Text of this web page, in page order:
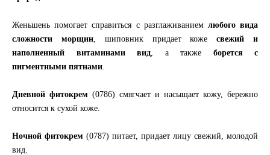
Женьшень помогает справиться с разглаживанием любого вида
сложности морщин, шиповник придает кожесвежий и
наполненный витаминами вид , а также борется с
пигментными пятнами
Дневной фитокрем (0786) смягчает и насыщает кожу, бережно
относится к сухой коже.
Ночной фитокрем (0787) питает, придает лицу свежий, молодой
вид.